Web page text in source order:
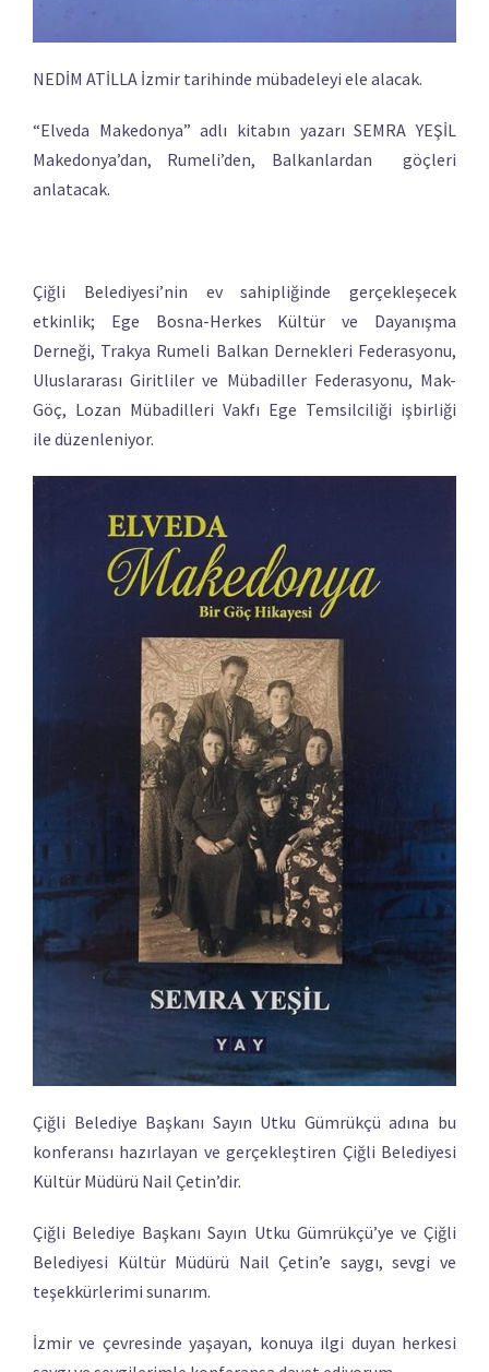
NEDİM ATİLLA İzmir tarihinde mübadeleyi ele alacak.
“Elveda Makedonya” adlı kitabın yazarı SEMRA YEŞİL
Makedonya’dan, Rumeli’den, Balkanlardan göçleri
anlatacak.
Çiğli Belediyesi’nin ev sahipliğinde gerçekleşecek
etkinlik; Ege Bosna-Herkes Kültür ve Dayanışma
Derneği, Trakya Rumeli Balkan Dernekleri Federasyonu,
Uluslararası Giritliler ve Mübadiller Federasyonu, Mak-
Göç, Lozan Mübadilleri Vakfı Ege Temsilciliği işbirliği
ile düzenleniyor.
Çiğli Belediye Başkanı Sayın Utku Gümrükçü adına bu
konferansı hazırlayan ve gerçekleştiren Çiğli Belediyesi
Kültür Müdürü Nail Çetin’dir.
Çiğli Belediye Başkanı Sayın Utku Gümrükçü’ye ve Çiğli
Belediyesi Kültür Müdürü Nail Çetin’e saygı, sevgi ve
teşekkürlerimi sunarım.
İzmir ve çevresinde yaşayan, konuya ilgi duyan herkesi